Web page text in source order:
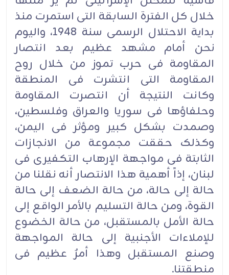
خلال کل الفترة السابقة التی استمرت منذ
بدایة الاحتلال الرسمی سنة 1948، والیوم
نحن أمام مشهد عظیم بعد انتصار
المقاومة فی حرب تموز من خلال روح
المقاومة التی انتشرت فی المنطقة
وکانت النتیجة أن انتصرت المقاومة
وحلفاؤها فی سوریا والعراق وفلسطین،
وصمدت بشکل کبیر ومؤثر فی الیمن،
وکذلک حققت مجموعة من الانجازات
الثابتة فی مواجهة الإرهاب التکفیری فی
لبنان، إذاً أهمیة هذا الانتصار أنه نقلنا من
حالة إلى حالة، من حالة الضعف إلى حالة
القوة، ومن حالة التسلیم بالأمر الواقع إلى
حالة الأمل بالمستقبل، من حالة الخضوع
للإملاءات الأجنبیة إلى حالة المواجهة
وصنع المستقبل وهذا أمرٌ عظیم فی
منطقتنا.